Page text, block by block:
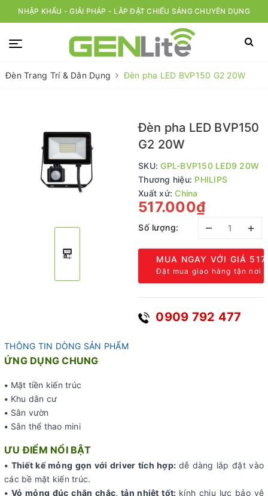
NHẬP KHẨU - GIẢI PHÁP - LẮP ĐẶT CHIẾU SÁNG CHUYÊN DỤNG
Đèn Trang Trí & Dân Dụng Đèn pha LED BVP150 G2 20W
Đèn pha LED BVP150
G2 20W
SKU:GPL-BVP150 LED9 20W
Thương hiệu: PHILIPS
Xuất xứ:China
517.000₫
Số lượng: – +
MUA NGAY VỚI GIÁ
Đặt mua giao hàng tận nơi
0909 792 477
THÔNG TIN DÒNG SẢN PHẨM
ỨNG DỤNG CHUNG
• Mặt tiền kiến trúc
• Khu dân cư
• Sân vườn
• Sân thể thao mini
ƯU ĐIỂM NỔI BẬT
• Thiết kế mỏng gọn với driver tích hợp: dễ dàng lắp đặt vào
các bề mặt kiến trúc.
• Vỏ mỏng đúc chắn chắc, tản nhiệt tốt: kính chịu lực bảo vệ